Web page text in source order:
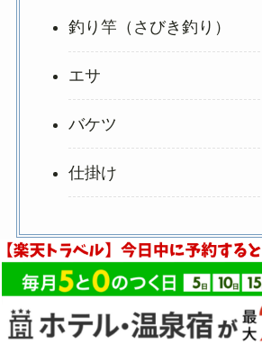
釣り竿（さびき釣り）
エサ
バケツ
仕掛け
手ぶらでも釣り体験が可能 なの
軽に釣りを楽しめますよ。